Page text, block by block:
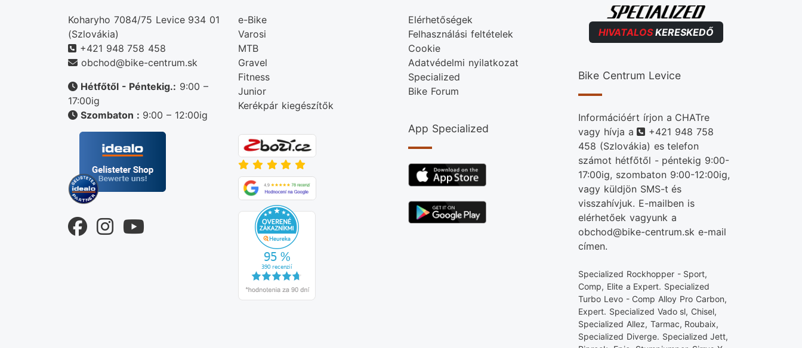
Koharyho 7084/75 Levice 934 01
(Szlovákia)
+421 948 758 458
obchod@bike-centrum.sk
Hétfőtől - Péntekig.: 9:00 –
17:00ig
Szombaton : 9:00 – 12:00ig
e-Bike
Varosi
MTB
Gravel
Fitness
Junior
Kerékpár kiegészítők
Elérhetőségek
Felhasználási feltételek
Cookie
Adatvédelmi nyilatkozat
Specialized
Bike Forum
App Specialized
HIVATALOSKERESKEDŐ
Bike Centrum Levice
Információért írjon a CHATre
vagy hívja a
Telefonszám
+421 948 758
458 (Szlovákia) es telefon
számot hétfőtől - péntekig 9:00-
17:00ig, szombaton 9:00-12:00ig,
vagy küldjön SMS-t és
visszahívjuk. E-mailben is
elérhetőek vagyunk a
obchod@bike-centrum.sk e-mail
címen.
Specialized Rockhopper - Sport,
Comp, Elite a Expert. Specialized
Turbo Levo - Comp Alloy Pro Carbon,
Expert. Specialized Vado sl, Chisel,
Specialized Allez, Tarmac, Roubaix,
Specialized Diverge. Specialized Jett,